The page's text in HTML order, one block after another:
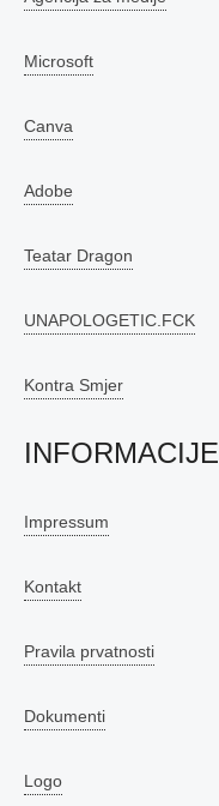
Microsoft
Canva
Adobe
Teatar Dragon
UNAPOLOGETIC.FCK
Kontra Smjer
INFORMACIJE
Impressum
Kontakt
Pravila prvatnosti
Dokumenti
Logo